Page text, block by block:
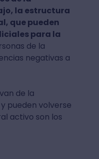
la estructura
que pueden
para la
de la
negativas a
de la
pueden volverse
activo son los